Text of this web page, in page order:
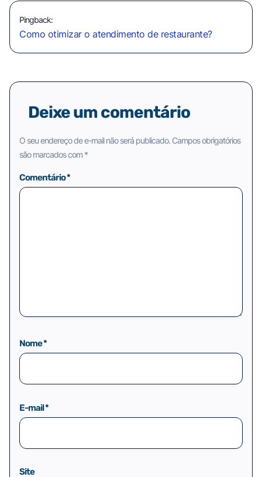
Pingback:
Como otimizar o atendimento de restaurante?
Deixe um comentário
O seu endereço de e-mail não será publicado. Campos obrigatórios
são marcados com *
Comentário*
Nome*
E-mail*
Site